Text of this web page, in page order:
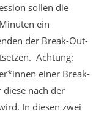
sollen die
ein
der Break-Out-
Achtung:
einer Break-
nach der
In diesen zwei